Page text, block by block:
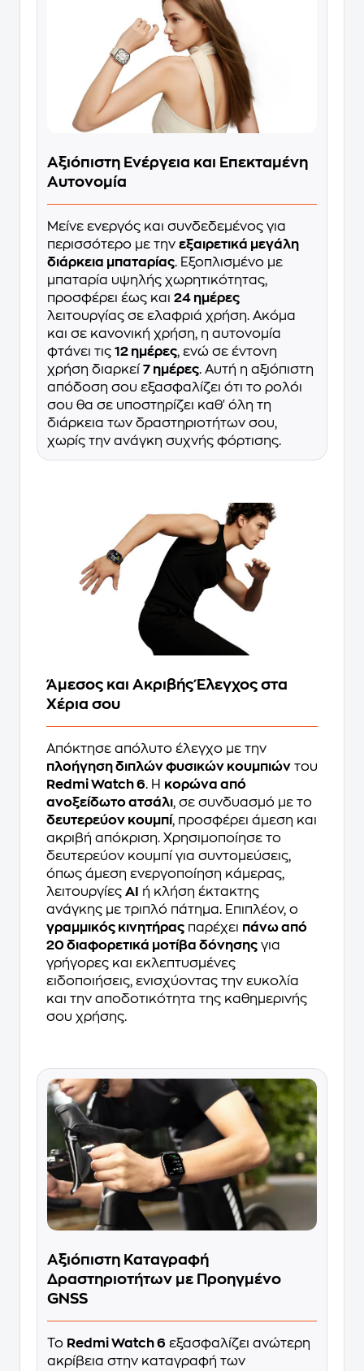
Αξιόπιστη Ενέργεια και Επεκταμένη
Αυτονομία
Μείνε ενεργός και συνδεδεμένος για
περισσότερο με την εξαιρετικά μεγάλη
διάρκεια μπαταρίας. Εξοπλισμένο με
μπαταρία υψηλής χωρητικότητας,
προσφέρει έως και 24 ημέρες
λειτουργίας σε ελαφριά χρήση. Ακόμα
και σε κανονική χρήση, η αυτονομία
φτάνει τις 12 ημέρες, ενώ σε έντονη
χρήση διαρκεί 7 ημέρες. Αυτή η αξιόπιστη
απόδοση σου εξασφαλίζει ότι το ρολόι
σου θα σε υποστηρίζει καθ' όλη τη
διάρκεια των δραστηριοτήτων σου,
χωρίς την ανάγκη συχνής φόρτισης.
Άμεσος και Ακριβής Έλεγχος στα
Χέρια σου
Απόκτησε απόλυτο έλεγχο με την
πλοήγηση διπλών φυσικών κουμπιών του
Redmi Watch 6. Η κορώνα από
ανοξείδωτο ατσάλι, σε συνδυασμό με το
δευτερεύον κουμπί, προσφέρει άμεση και
ακριβή απόκριση. Χρησιμοποίησε το
δευτερεύον κουμπί για συντομεύσεις,
όπως άμεση ενεργοποίηση κάμερας,
λειτουργίες AI
ή κλήση έκτακτης
ανάγκης με τριπλό πάτημα. Επιπλέον, ο
γραμμικός κινητήρας παρέχει πάνω από
20 διαφορετικά μοτίβα δόνησης για
γρήγορες και εκλεπτυσμένες
ειδοποιήσεις, ενισχύοντας την ευκολία
και την αποδοτικότητα της καθημερινής
σου χρήσης.
Αξιόπιστη Καταγραφή
Δραστηριοτήτων με Προηγμένο
GNSS
Το Redmi Watch 6 εξασφαλίζει ανώτερη
ακρίβεια στην καταγραφή των